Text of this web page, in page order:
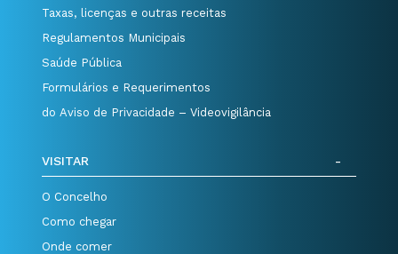
Taxas, licenças e outras receitas
Regulamentos Municipais
Saúde Pública
Formulários e Requerimentos
do Aviso de Privacidade – Videovigilância
VISITAR
O Concelho
Como chegar
Onde comer